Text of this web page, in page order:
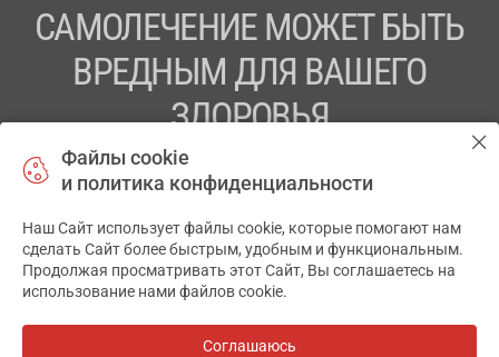
САМОЛЕЧЕНИЕ МОЖЕТ БЫТЬ
ВРЕДНЫМ ДЛЯ ВАШЕГО
ЗДОРОВЬЯ
ПЕРЕД ПРИМЕНЕНИЕМ ПРЕПАРАТА
ПРОКОНСУЛЬТИРУЙТЕСЬ С ВРАЧОМ
ТОВ «АПТЕКА 911.ЮА» Код ЄДРПОУ 43631965.
Отказ от ответственности
АПТЕКА911.ЮА
Файлы cookie
и политика конфиденциальности
Наш Сайт использует файлы cookie, которые помогают нам
сделать Сайт более быстрым, удобным и функциональным.
Продолжая просматривать этот Сайт, Вы соглашаетесь на
использование нами файлов cookie.
Соглашаюсь
✕